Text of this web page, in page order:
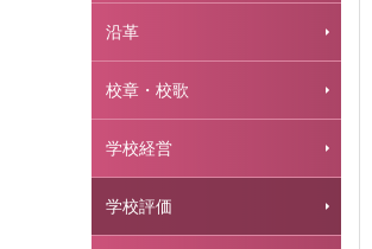
沿革
校章・校歌
学校経営
学校評価